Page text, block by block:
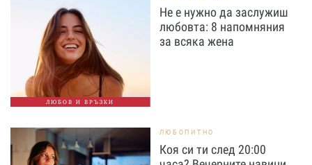
ЛЮБОВ И ВРЪЗКИ
Не е нужно да заслужиш
любовта: 8 напомняния
за всяка жена
ЛЮБОПИТНО
Коя си ти след 20:00